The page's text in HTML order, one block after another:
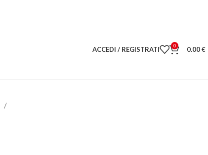
ACCEDI / REGISTRATI 0 0.00€